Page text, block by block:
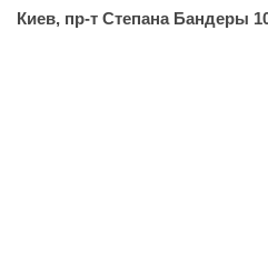
Киев, пр-т Степана Бандеры